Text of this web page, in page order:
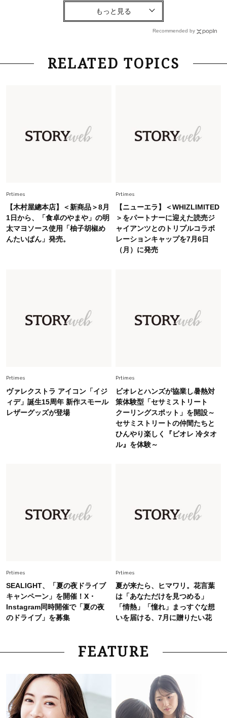
Lifestyle
「お若いですね」は褒め言葉？“若い＝美しい”と
錯覚させる社会の危うさ【上野千鶴子のジェンダ
Lifestyle 2026.8.6
26年夏の【開運アクション】は”ひと拭き”習
幸福感”に目が向いた」ライフスタイルも、服も
Fashion 2026.5.29
40代の夏通勤はこれ１着！「きちんと感」も
「オシャレ」も整うトレンドトップス〈4選〉
Fashion 2026.8.5
【40代のTシャツコーデ】超ビッグサイズ×きれ
いめハーフパンツでモードに昇華
スタイリストが本気で推す！40代がほどよく華
【最旬かごバッグ】6選
Recommended by
RELATED TOPICS
Prtimes
【木村屋總本店】＜新商品＞8月
1日から、「食卓のやまや」の明
太マヨソース使用「柚子胡椒め
んたいぱん」発売。
Prtimes
【ニューエラ】＜WHIZLIMITED
＞をパートナーに迎えた読売ジ
ャイアンツとのトリプルコラボ
レーションキャップを7月6日
（月）に発売
Prtimes
ヴァレクストラ アイコン「イジ
ィデ」誕生15周年 新作スモール
レザーグッズが登場
Prtimes
ビオレとハンズが協業し暑熱対
策体験型「セサミストリート
クーリングスポット」を開設～
セサミストリートの仲間たちと
ひんやり楽しく『ビオレ 冷タオ
ル』を体験～
Prtimes
SEALIGHT、「夏の夜ドライブ
キャンペーン」を開催！X・
Instagram同時開催で「夏の夜
のドライブ」を募集
Prtimes
夏が来たら、ヒマワリ。花言葉
は「あなただけを見つめる」
「情熱」「憧れ」まっすぐな想
いを届ける、7月に贈りたい花
FEATURE